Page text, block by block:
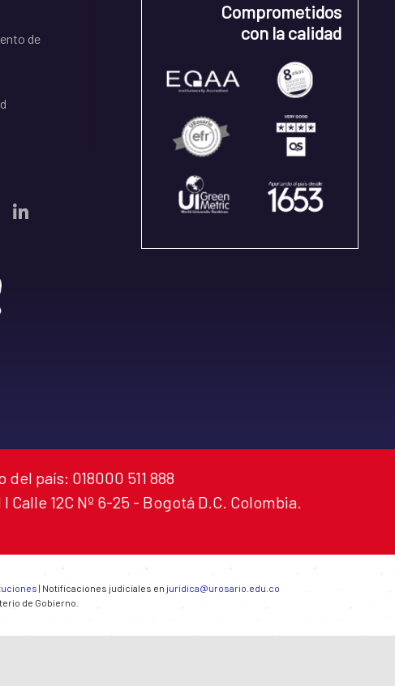
de
Comprometidos
con la calidad
país: 018000 511 888
12C Nº 6-25 - Bogotá D.C. Colombia.
| Notificaciones judiciales en juridica@urosario.edu.co
de Gobierno.